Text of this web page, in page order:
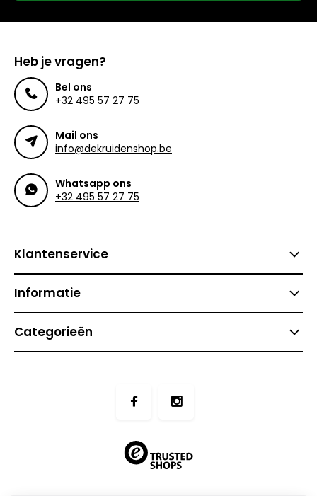
Heb je vragen?
Bel ons
+32 495 57 27 75
Mail ons
info@dekruidenshop.be
Whatsapp ons
+32 495 57 27 75
Klantenservice
Informatie
Categorieën